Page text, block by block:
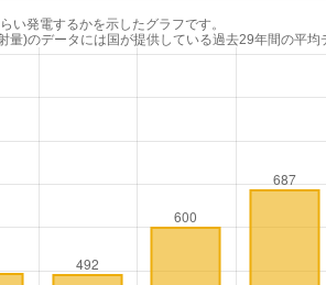
い発電するかを示したグラフです。
量)のデータには国が提供している過去29年間の平均